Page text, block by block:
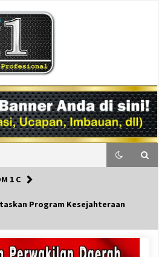
DM1
1 C
Program Kesejahteraan